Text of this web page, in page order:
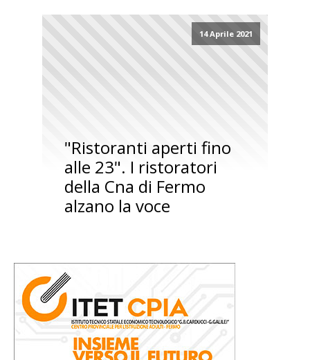
14 Aprile 2021
"Ristoranti aperti fino
alle 23". I ristoratori
della Cna di Fermo
alzano la voce